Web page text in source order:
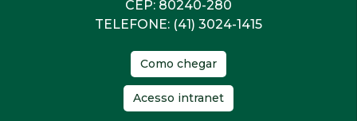
CEP: 80240-280
TELEFONE: (41) 3024-1415
Como chegar
Acesso intranet